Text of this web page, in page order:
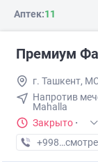
Аптек:11
Премиум
г. Ташкент,
Напротив
Mahalla
Закрыто ·
+998 (95)